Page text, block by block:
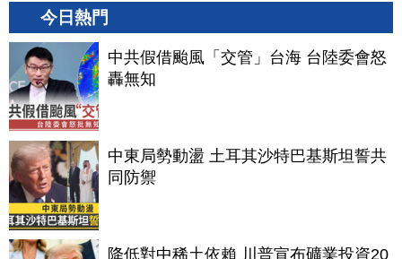
今日熱門
中共假借颱風「交管」台海 台陸委會怒
轟無知
中東局勢動盪 土耳其沙特巴基斯坦誓共
同防禦
降低對中稀土依賴 川普宣布礦業投資20